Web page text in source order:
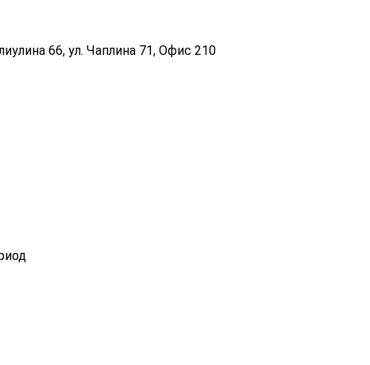
66, ул. Чаплина 71, Офис 210